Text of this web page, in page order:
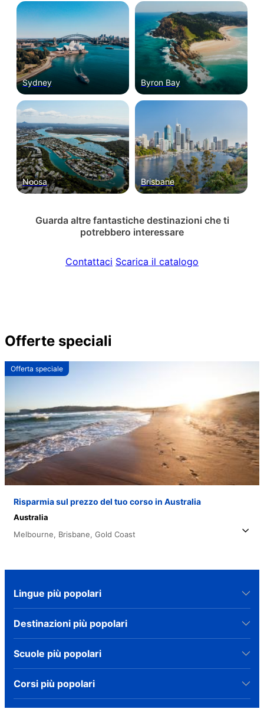
Sydney Byron Bay
Noosa Brisbane
Guarda altre fantastiche destinazioni che ti
potrebbero interessare
Contattaci Scarica il catalogo
Offerte speciali
Offerta speciale
Risparmia sul prezzo del tuo corso in Australia
Australia
Melbourne, Brisbane, Gold Coast
Lingue più popolari
Destinazioni più popolari
Scuole più popolari
Corsi più popolari